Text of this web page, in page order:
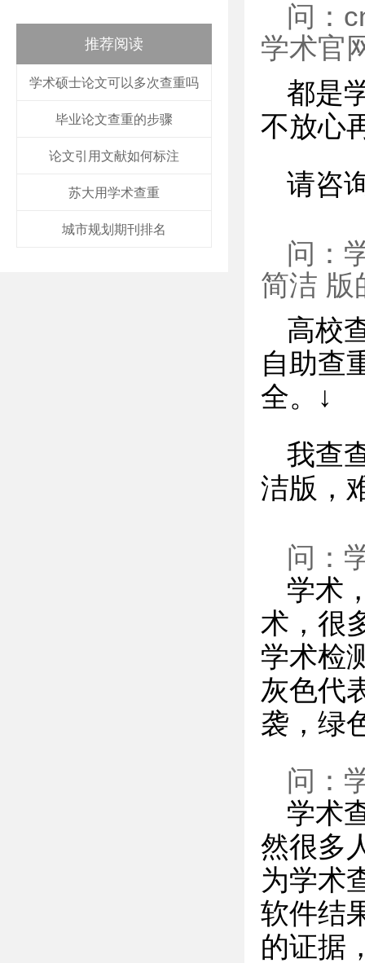
推荐阅读
学术硕士论文可以多次查重吗
毕业论文查重的步骤
论文引用文献如何标注
苏大用学术查重
城市规划期刊排名
问：
学术官
都是
不放心
请咨
问：
简洁 版
高校
自助查
全。↓
我查
洁版，
问：
学术
术，很
学术检
灰色代
袭，绿
问：
学术
然很多
为学术
软件结
的证据